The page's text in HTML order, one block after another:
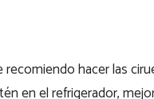
recomiendo hacer las
en el refrigerador,